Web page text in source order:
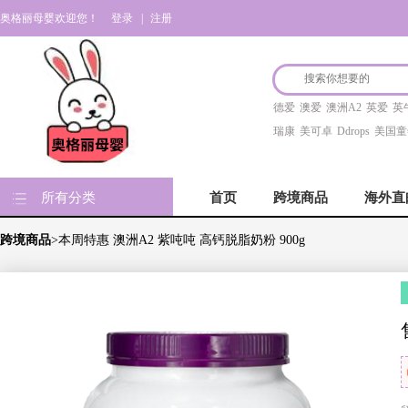
奥格丽母婴欢迎您！ 登录 注册
德爱 澳爱 澳洲A2 英爱 英
瑞康 美可卓 Ddrops 美国
所有分类 首页 跨境商品 海外直
跨境商品>本周特惠 澳洲A2 紫吨吨 高钙脱脂奶粉 900g